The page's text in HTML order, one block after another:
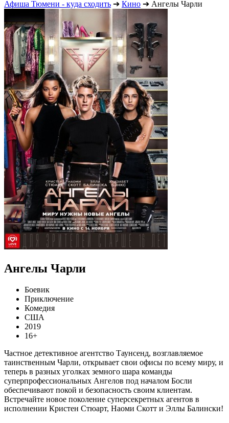
Афиша Тюмени - куда сходить ➔ Кино ➔ Ангелы Чарли
Ангелы Чарли
Боевик
Приключение
Комедия
США
2019
16+
Частное детективное агентство Таунсенд, возглавляемое
таинственным Чарли, открывает свои офисы по всему миру, и
теперь в разных уголках земного шара команды
суперпрофессиональных Ангелов под началом Босли
обеспечивают покой и безопасность своим клиентам.
Встречайте новое поколение суперсекретных агентов в
исполнении Кристен Стюарт, Наоми Скотт и Эллы Балински!